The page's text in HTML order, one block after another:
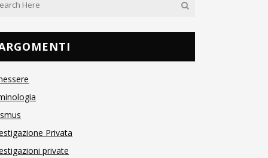
Privata
private